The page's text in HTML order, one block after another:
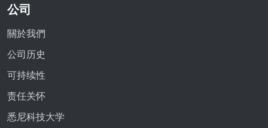
公司
關於我們
公司历史
可持续性
责任关怀
悉尼科技大学